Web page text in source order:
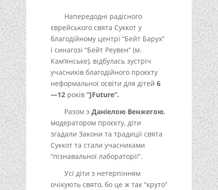
Напередодні радісного
єврейського свята Суккот у
благодійному центрі “Бейт Барух”
і синагозі “Бейт Реувен” (м.
Кам’янське), відбулась зустріч
учасників благодійного проєкту
неформальної освіти для дітей 6
—12років “JFuture”.
Разом з Даніелою Венжегою,
модератором проєкту, діти
згадали Закони та традиції свята
Суккот та стали учасниками
“пізнавальної лабораторії”.
Усі діти з нетерпінням
очікують свято, бо це ж так “круто”